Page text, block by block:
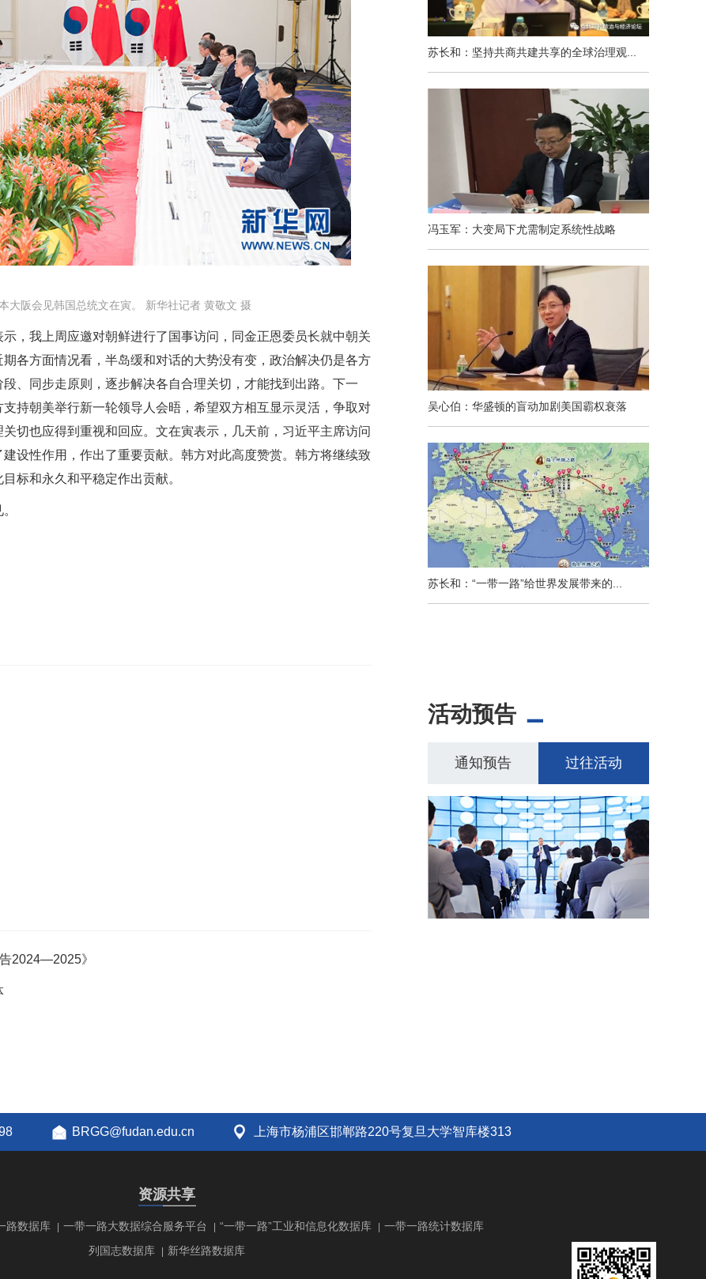
大阪会见韩国总统文在寅。 新华社记者 黄敬文 摄
，我上周应邀对朝鲜进行了国事访问，同金正恩委员长就中朝关
各方面情况看，半岛缓和对话的大势没有变，政治解决仍是各方
、同步走原则，逐步解决各自合理关切，才能找到出路。下一
持朝美举行新一轮领导人会晤，希望双方相互显示灵活，争取对
切也应得到重视和回应。文在寅表示，几天前，习近平主席访问
设性作用，作出了重要贡献。韩方对此高度赞赏。韩方将继续致
标和永久和平稳定作出贡献。
2024—2025》
苏长和：坚持共商共建共享的全球治理观...
冯玉军：大变局下尤需制定系统性战略
吴心伯：华盛顿的盲动加剧美国霸权衰落
苏长和：“一带一路”给世界发展带来的...
活动预告
通知预告 过往活动
BRGG@fudan.edu.cn 上海市杨浦区邯郸路220号复旦大学智库楼313
资源共享
路数据库 一带一路大数据综合服务平台 “一带一路”工业和信息化数据库
一带一路统计数据库
列国志数据库
新华丝路数据库